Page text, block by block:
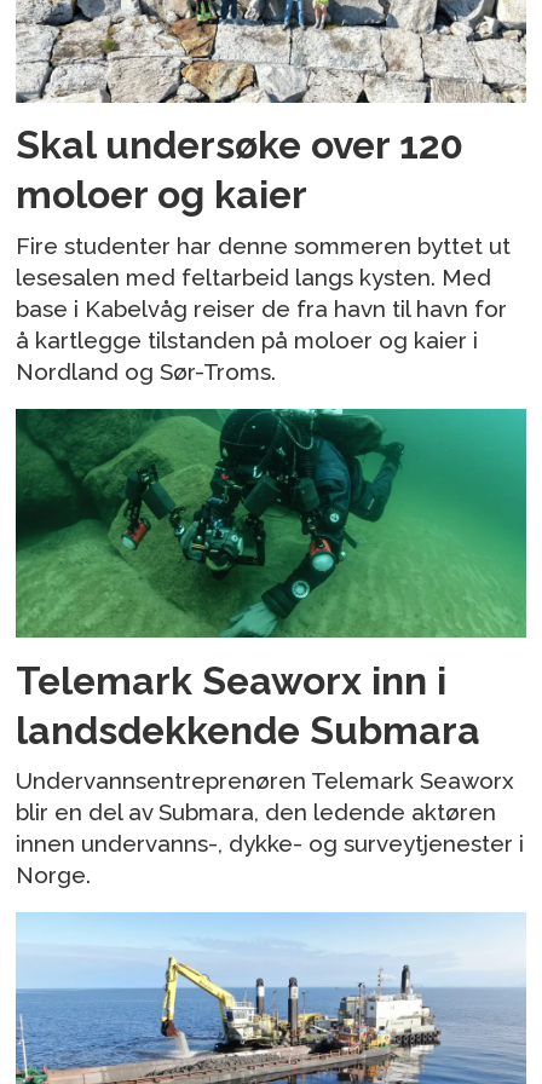
Skal undersøke over 120
moloer og kaier
Fire studenter har denne sommeren byttet ut
lesesalen med feltarbeid langs kysten. Med
base i Kabelvåg reiser de fra havn til havn for
å kartlegge tilstanden på moloer og kaier i
Nordland og Sør-Troms.
Telemark Seaworx inn i
landsdekkende Submara
Undervannsentreprenøren Telemark Seaworx
blir en del av Submara, den ledende aktøren
innen undervanns-, dykke- og surveytjenester i
Norge.